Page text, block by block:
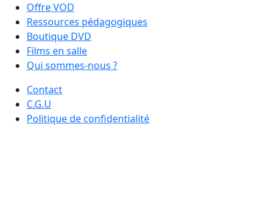
Offre VOD
Ressources pédagogiques
Boutique DVD
Films en salle
Qui sommes-nous ?
Contact
C.G.U
Politique de confidentialité